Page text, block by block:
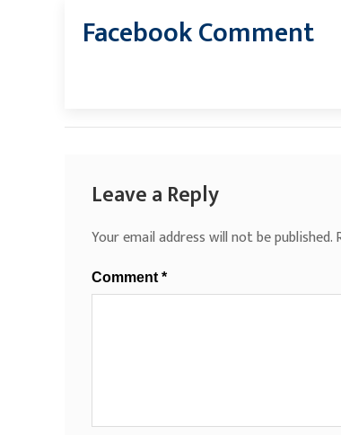
Facebook Comment
Leave a Reply
Your email address will not be published.
Comment *